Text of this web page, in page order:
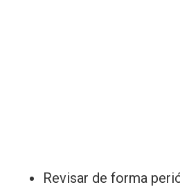
Revisar de forma